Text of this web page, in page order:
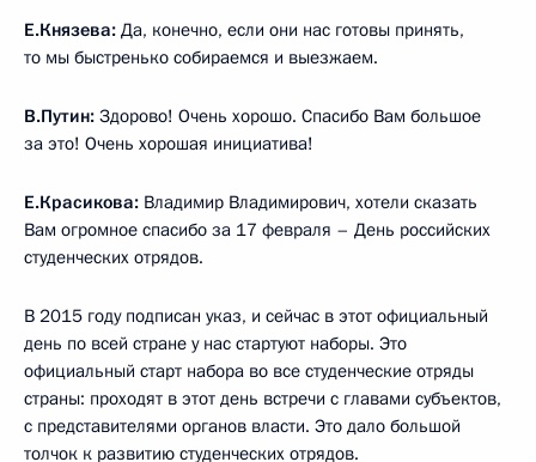
Е.Князева: Да, конечно, если они нас готовы принять,
то мы быстренько собираемся и выезжаем.
В.Путин: Здорово! Очень хорошо. Спасибо Вам большое
за это! Очень хорошая инициатива!
Е.Красикова: Владимир Владимирович, хотели сказать
Вам огромное спасибо за 17 февраля – День российских
студенческих отрядов.
В 2015 году подписан указ, и сейчас в этот официальный
день по всей стране у нас стартуют наборы. Это
официальный старт набора во все студенческие отряды
страны: проходят в этот день встречи с главами субъектов,
с представителями органов власти. Это дало большой
толчок к развитию студенческих отрядов.